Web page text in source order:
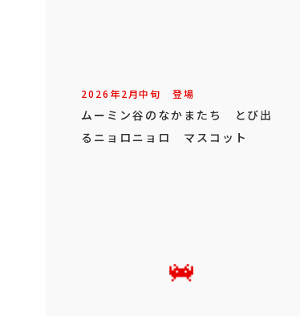
2026年2月中旬 登場
ムーミン谷のなかまたち とび出
るニョロニョロ マスコット